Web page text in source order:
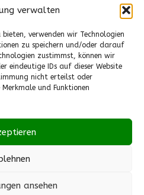
verwalten
verwenden wir Technologien
zu speichern und/oder darauf
zustimmst, können wir
eindeutige IDs auf dieser Website
nicht erteilst oder
und Funktionen
ansehen